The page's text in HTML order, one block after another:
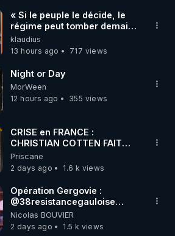
« Si le peuple le décide, le
régime peut tomber demain !
»
klaudius
13 hours ago
717 views
Night or Day
MorWeen
12 hours ago
355 views
CRISE en FRANCE :
CHRISTIAN COTTEN FAIT
une étrange découverte
Priscane
2 days ago
1.6 k views
Opération Gergovie :
‪@38resistancegauloise‬
‪@MarionSigautOfficiel‬
‪@gladysriifard5710‬ Laëtitia
Nicolas BOUVIER
2 days ago
1.5 k views